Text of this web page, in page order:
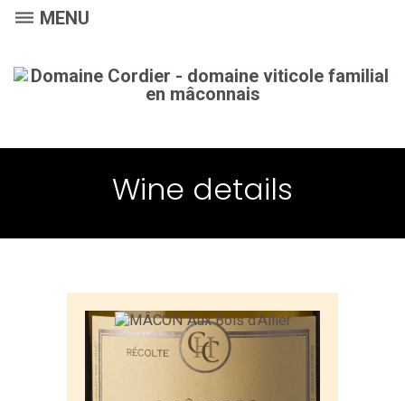
dehaze MENU
Wine details